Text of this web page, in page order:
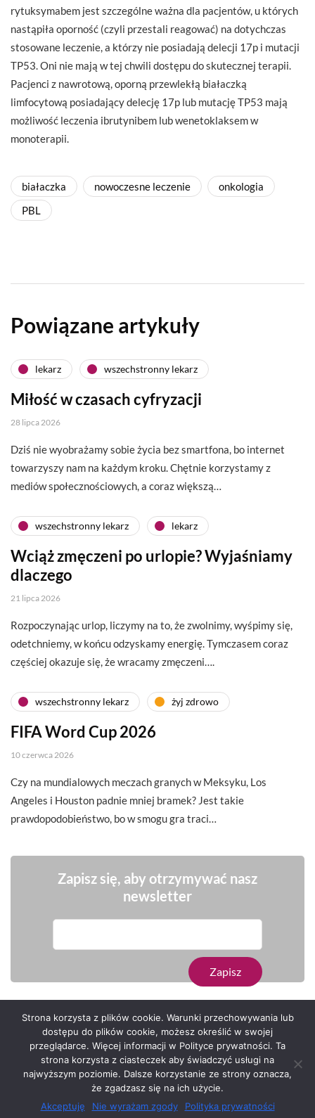
rytuksymabem jest szczególne ważna dla pacjentów, u których
nastąpiła oporność (czyli przestali reagować) na dotychczas
stosowane leczenie, a którzy nie posiadają delecji 17p i mutacji
TP53. Oni nie mają w tej chwili dostępu do skutecznej terapii.
Pacjenci z nawrotową, oporną przewlekłą białaczką
limfocytową posiadający delecję 17p lub mutację TP53 mają
możliwość leczenia ibrutynibem lub wenetoklaksem w
monoterapii.
białaczka nowoczesne leczenie
onkologia
PBL
Powiązane artykuły
lekarz wszechstronny lekarz
Miłość w czasach cyfryzacji
28 lipca 2026
Dziś nie wyobrażamy sobie życia bez smartfona, bo internet
towarzyszy nam na każdym kroku. Chętnie korzystamy z
mediów społecznościowych, a coraz większą…
wszechstronny lekarz lekarz
Wciąż zmęczeni po urlopie? Wyjaśniamy
dlaczego
21 lipca 2026
Rozpoczynając urlop, liczymy na to, że zwolnimy, wyśpimy się,
odetchniemy, w końcu odzyskamy energię. Tymczasem coraz
częściej okazuje się, że wracamy zmęczeni….
wszechstronny lekarz żyj zdrowo
FIFA Word Cup 2026
10 czerwca 2026
Czy na mundialowych meczach granych w Meksyku, Los
Angeles i Houston padnie mniej bramek? Jest takie
prawdopodobieństwo, bo w smogu gra traci…
Zapisz się, aby otrzymywać nasz
newsletter
Serwis zaprojektował Grzegorz Sztank .
Strona korzysta z plików cookie. Warunki przechowywania lub
dostępu do plików cookie, możesz określić w swojej
przeglądarce. Więcej informacji w Polityce prywatności. Ta
strona korzysta z ciasteczek aby świadczyć usługi na
najwyższym poziomie. Dalsze korzystanie ze strony oznacza,
że zgadzasz się na ich użycie.
Akceptuję
Nie wyrażam zgody Polityka prywatności